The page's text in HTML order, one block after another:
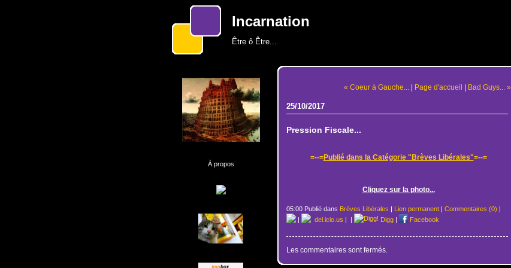
Incarnation
Être ô Être...
À propos
« Coeur à Gauche... | Page d'accueil | Bad Guys... »
25/10/2017
Pression Fiscale...
=--=Publié dans la Catégorie "Brèves Libérales"=--=
Cliquez sur la photo...
05:00 Publié dans Brèves Libérales | Lien permanent| Commentaires (0) |
|
del.icio.us | | Digg| Facebook
Les commentaires sont fermés.